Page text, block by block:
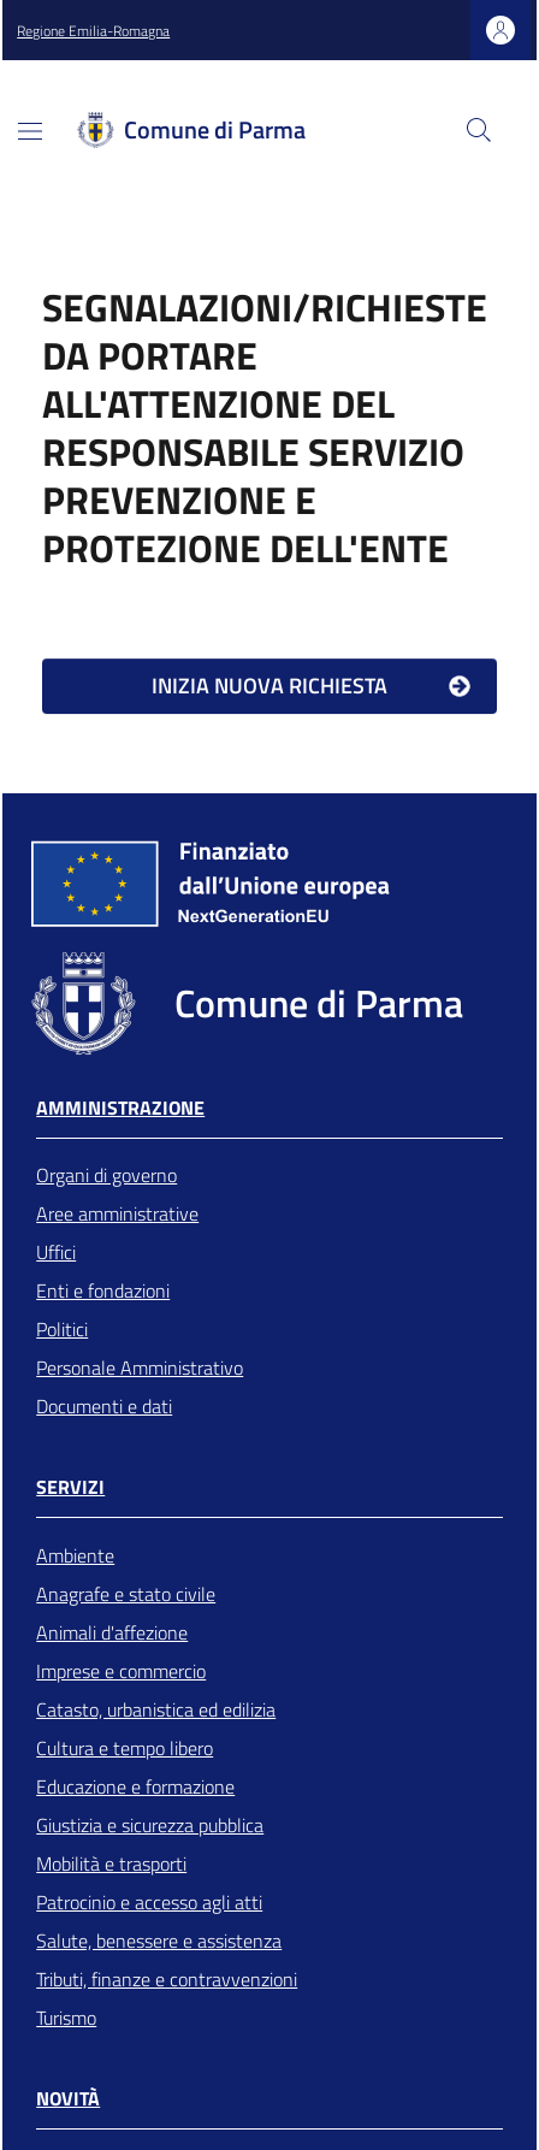
Regione Emilia-Romagna
Comune di Parma
SEGNALAZIONI/RICHIESTE
DA PORTARE
ALL'ATTENZIONE DEL
RESPONSABILE SERVIZIO
PREVENZIONE E
PROTEZIONE DELL'ENTE
Comune di Parma
AMMINISTRAZIONE
Organi di governo
Aree amministrative
Uffici
Enti e fondazioni
Politici
Personale Amministrativo
Documenti e dati
SERVIZI
Ambiente
Anagrafe e stato civile
Animali d'affezione
Imprese e commercio
Catasto, urbanistica ed edilizia
Cultura e tempo libero
Educazione e formazione
Giustizia e sicurezza pubblica
Mobilità e trasporti
Patrocinio e accesso agli atti
Salute, benessere e assistenza
Tributi, finanze e contravvenzioni
Turismo
NOVITÀ